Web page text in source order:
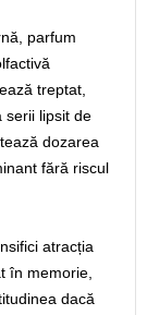
parfum
treptat,
serii lipsit de
dozarea
fără riscul
atracția
în memorie,
dacă